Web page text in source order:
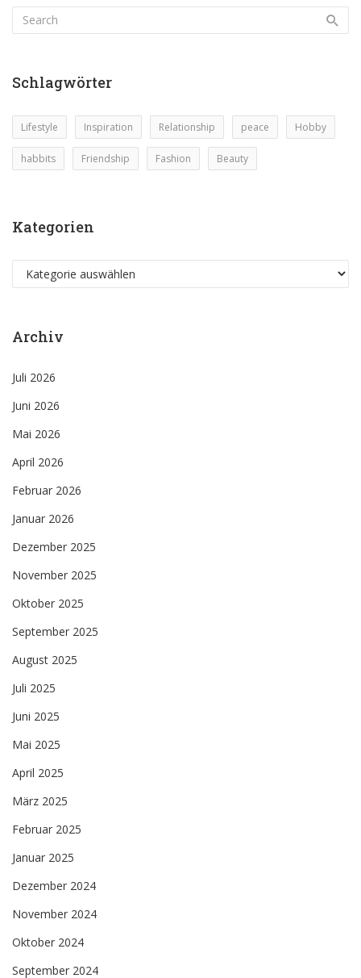
Schlagwörter
Lifestyle Inspiration Relationship peace Hobby
habbits Friendship Fashion Beauty
Kategorien
Kategorien
Archiv
Juli 2026
Juni 2026
Mai 2026
April 2026
Februar 2026
Januar 2026
Dezember 2025
November 2025
Oktober 2025
September 2025
August 2025
Juli 2025
Juni 2025
Mai 2025
April 2025
März 2025
Februar 2025
Januar 2025
Dezember 2024
November 2024
Oktober 2024
September 2024